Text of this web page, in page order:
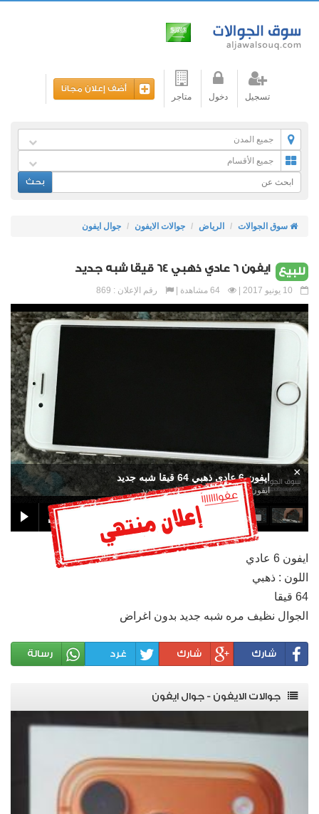
تسجيل دخول متاجر
أضف إعلان مجانا
جميع المدن
جميع الأقسام
بحث
سوق الجوالات الرياض جوالات الايفون جوال ايفون
للبيع ايفون 6 عادي ذهبي 64 قيقا شبه جديد
رقم الإعلان : 869
ايفون 6 عادي ذهبي 64 قيقا شبه جديد
ايفون 6 عادي ذهبي 64 قيقا شبه جديد
×
ايفون 6 عادي
اللون : ذهبي
64 قيقا
الجوال نظيف مره شبه جديد بدون اغراض
شارك شارك غرد رسالة
جوالات الايفون - جوال ايفون